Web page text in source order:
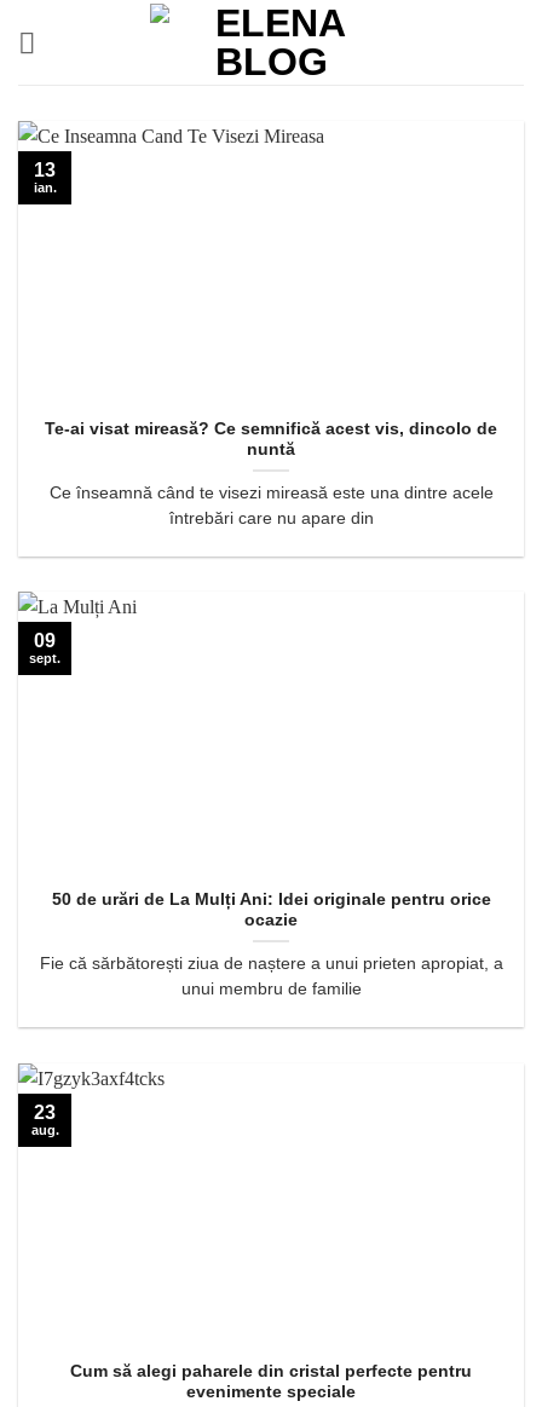
Te-ai visat mireasă? Ce semnifică acest vis, dincolo de
nuntă
Ce înseamnă când te visezi mireasă este una dintre acele
întrebări care nu apare din
13
ian.
50 de urări de La Mulți Ani: Idei originale pentru orice
ocazie
Fie că sărbătorești ziua de naștere a unui prieten apropiat, a
unui membru de familie
09
sept.
Cum să alegi paharele din cristal perfecte pentru
evenimente speciale
23
aug.